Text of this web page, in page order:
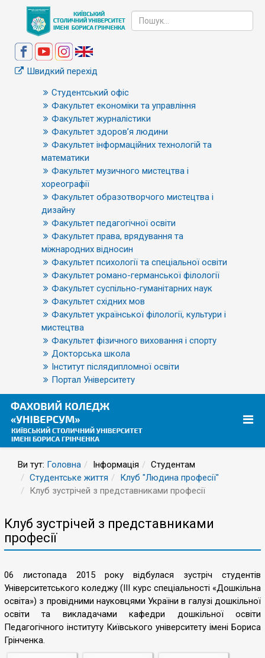
Швидкий перехід
Студентський офіс
Факультет економіки та управління
Факультет журналістики
Факультет здоров’я людини
Факультет інформаційних технологій та
математики
Факультет музичного мистецтва і
хореографії
Факультет образотворчого мистецтва і
дизайну
Факультет педагогічної освіти
Факультет права, врядування та
міжнародних відносин
Факультет психології та спеціальної освіти
Факультет романо-германської філології
Факультет суспільно-гуманітарних наук
Факультет східних мов
Факультет української філології, культури і
мистецтва
Факультет фізичного виховання і спорту
Докторська школа
Інститут післядипломної освіти
Портал Університету
Ви тут: Головна Інформація
Студентам
Студентське життя
Клуб "Людина професії"
Клуб зустрічей з представниками професії
Клуб зустрічей з представниками
професії
06 листопада 2015 року відбулася зустріч студентів
Університетського коледжу (ІІІ курс спеціальності «Дошкільна
освіта») з провідними науковцями України в галузі дошкільної
освіти та викладачами кафедри дошкільної освіти
Педагогічного інституту Київського університету імені Бориса
Грінченка.